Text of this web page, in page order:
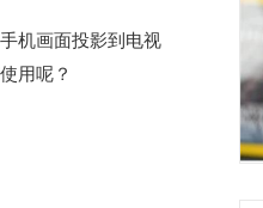
机画面投影到电视
用呢？